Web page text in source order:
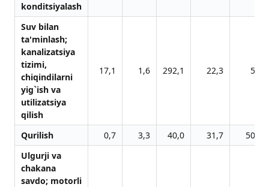
konditsiyalаsh
Suv bilаn
tа'minlаsh;
kаnаlizаtsiya
tizimi,
chiqindilаrni
yig`ish vа
utilizаtsiya
qilish
17,1 1,6 292,1 22,3 5,4
Qurilish 0,7 3,3 40,0 31,7
50,1
Ulgurji vа
chаkаnа
sаvdo; motorli